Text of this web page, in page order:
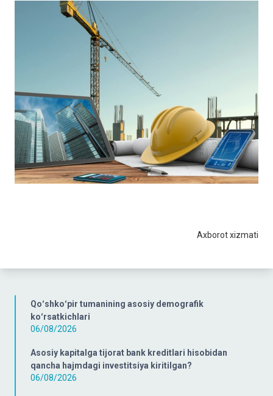
Qoʻshkoʻpir tumanining asosiy demografik
koʻrsatkichlari
06/08/2026
Asosiy kapitalga tijorat bank kreditlari hisobidan
qancha hajmdagi investitsiya kiritilgan?
06/08/2026
Axborot xizmati